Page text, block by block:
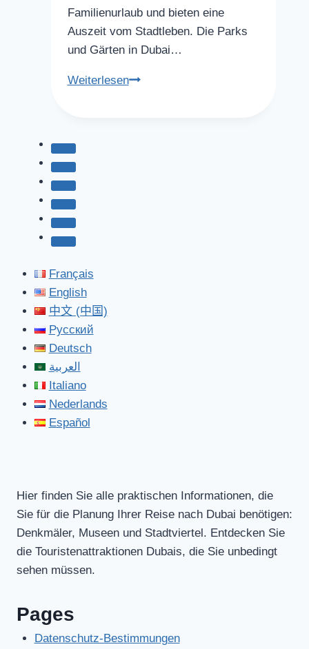
Familienurlaub und bieten eine
Auszeit vom Stadtleben. Die Parks
und Gärten in Dubai…
WeiterlesenParks
Français
English
中文 (中国)
Русский
Deutsch
العربية
Italiano
Nederlands
Español
Hier finden Sie alle praktischen Informationen, die
Sie für die Planung Ihrer Reise nach Dubai benötigen:
Denkmäler, Museen und Stadtviertel. Entdecken Sie
die Touristenattraktionen Dubais, die Sie unbedingt
sehen müssen.
Pages
Datenschutz-Bestimmungen